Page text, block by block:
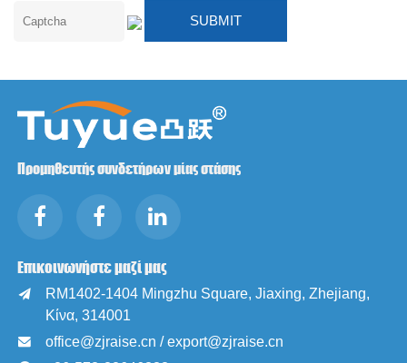
Προμηθευτής συνδετήρων μίας στάσης
Επικοινωνήστε μαζί μας

RM1402-1404 Mingzhu Square, Jiaxing, Zhejiang,
Κίνα, 314001
 office@zjraise.cn / export@zjraise.cn